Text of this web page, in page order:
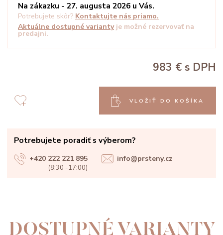
Na zákazku - 27. augusta 2026 u Vás.
Potrebujete skôr? Kontaktujte nás priamo.
Aktuálne dostupné varianty je možné rezervovať na
predajni.
983 € s DPH
VLOŽIŤ DO KOŠÍKA
Potrebujete poradiť s výberom?
+420 222 221 895
(8:30 -17:00)
info@prsteny.cz
DOSTUPNÉ VARIANTY